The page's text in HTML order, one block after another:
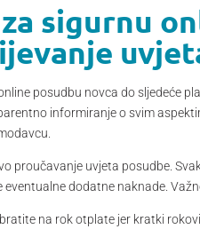
sigurnu
posudbu novca do sljedeće
informiranje o svim
proučavanje uvjeta posudbe.
eventualne dodatne naknade.
na rok otplate jer kratki